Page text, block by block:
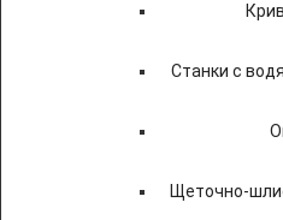
Станки с
Щеточно-